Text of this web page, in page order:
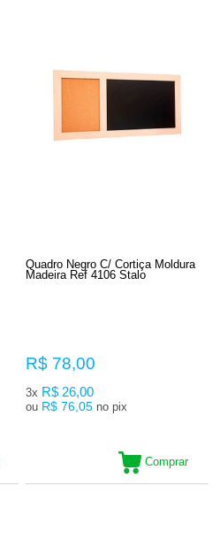
Quadro Negro C/ Cortiça Moldura
Madeira Ref 4106 Stalo
R$ 78,00
3x R$ 26,00
ou R$ 76,05 no pix
Comprar